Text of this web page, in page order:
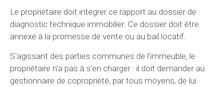
Le propriétaire doit intégrer ce rapport au dossier de
diagnostic technique immobilier. Ce dossier doit être
annexé à la promesse de vente ou au bail locatif.
S'agissant des parties communes de l'immeuble, le
propriétaire n'a pas à s'en charger : il doit demander au
gestionnaire de copropriété, par tous moyens, de lui